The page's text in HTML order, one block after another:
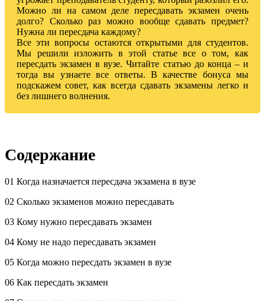
Можно ли на самом деле пересдавать экзамен очень
долго? Сколько раз можно вообще сдавать предмет?
Нужна ли пересдача каждому?
Все эти вопросы остаются открытыми для студентов.
Мы решили изложить в этой статье все о том, как
пересдать экзамен в вузе. Читайте статью до конца – и
тогда вы узнаете все ответы. В качестве бонуса мы
подскажем совет, как всегда сдавать экзамены легко и
без лишнего волнения.
Содержание
01 Когда назначается пересдача экзамена в вузе
02 Сколько экзаменов можно пересдавать
03 Кому нужно пересдавать экзамен
04 Кому не надо пересдавать экзамен
05 Когда можно пересдать экзамен в вузе
06 Как пересдать экзамен